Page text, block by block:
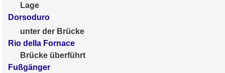
Lage
Dorsoduro
unter der Brücke
Rio della Fornace
Brücke überführt
Fußgänger